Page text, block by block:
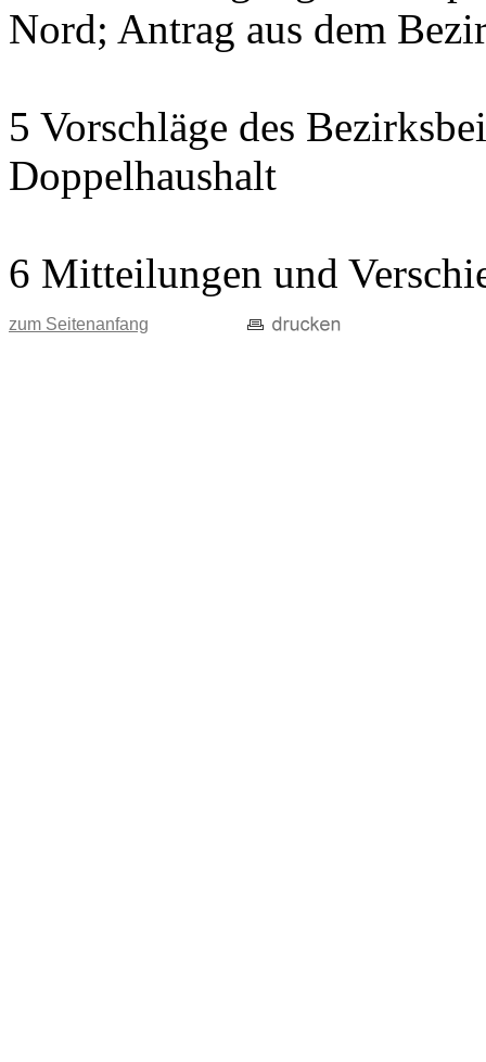
Nord; Antrag aus dem
5 Vorschläge des
Doppelhaushalt
6 Mitteilungen und
zum Seitenanfang